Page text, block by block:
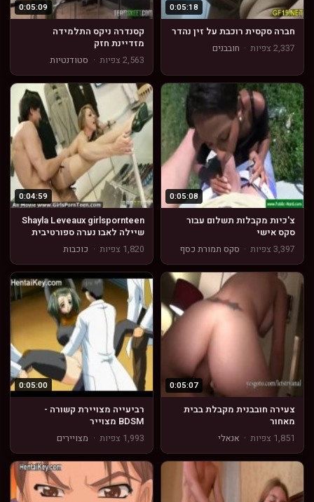
0:05:18
חברה סקסית רוכבת על זין נהדר
2,337 צפיות
· חובבנים
0:05:09
קסנדרה ניקס התלמידה
מזדיינת חזק
2,563 צפיות
· סטודנטיות
0:05:08
צ'כיות מקבלות תשלום עבור
סקס אישי
3,397 צפיות
· סקס תמורת כסף
0:04:59
Shayla Leveaux girlspornteen
שיילה לאבו נערה ספורטיבית
1,820 צפיות
· כוכבות
0:05:07
צעירה חובבנית מקבלת בבית
מאחור
1,851 צפיות
· אנאלי
0:05:00
רביעייה מצויירת קשורה -
BDSM מצוייר
1,993 צפיות
· מצויירים